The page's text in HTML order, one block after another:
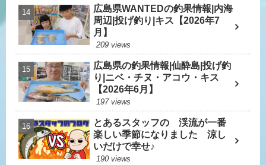
広島県WANTEDの釣果情報|内海
周辺|投げ釣り|キス【2026年7
月】
209 views
広島県の釣果情報|仙酔島|投げ釣
り|ニベ・チヌ・アコウ・キス
【2026年6月】
197 views
とあるスタッフの 渓流が一番
楽しい季節になりました 涼し
いだけで幸せ♪
190 views